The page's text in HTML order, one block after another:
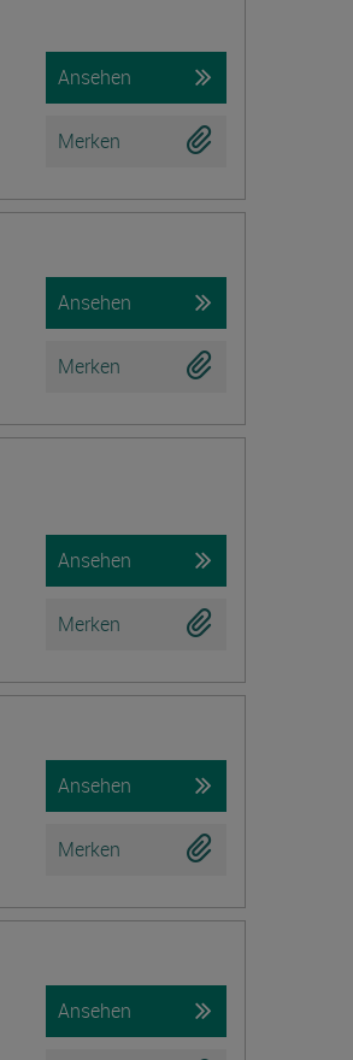
Ansehen
Merken
Ansehen
Merken
Ansehen
Merken
Ansehen
Merken
Ansehen